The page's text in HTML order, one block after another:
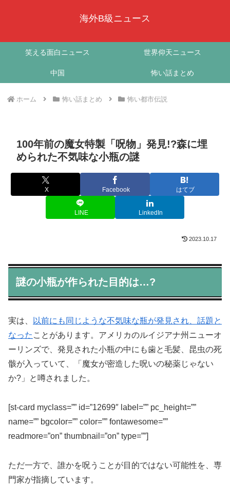
海外B級ニュース
笑える面白ニュース 世界仰天ニュース
中国 怖い話まとめ
ホーム 怖い話まとめ 怖い都市伝説
100年前の魔女特製「呪物」発見!?森に埋
められた不気味な小瓶の謎
X Facebook はてブ
LINE LinkedIn
2023.10.17
謎の小瓶が作られた目的は…?
実は、
以前にも同じような不気味な瓶が発見され、話題と
なった ことがあります。アメリカのルイジアナ州ニューオ
ーリンズで、発見された小瓶の中にも歯と毛髪、昆虫の死
骸が入っていて、「魔女が密造した呪いの秘薬じゃない
か?」と噂されました。
[st-card myclass=”” id=”12699″ label=”” pc_height=””
name=”” bgcolor=”” color=”” fontawesome=””
readmore=”on” thumbnail=”on” type=””]
ただ一方で、誰かを呪うことが目的ではない可能性を、専
門家が指摘しています。